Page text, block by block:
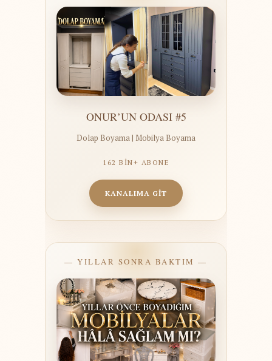
ONUR’UN ODASI #5
Dolap Boyama | Mobilya Boyama
162 BİN+ ABONE
KANALIMA GİT
— YILLAR SONRA BAKTIM —